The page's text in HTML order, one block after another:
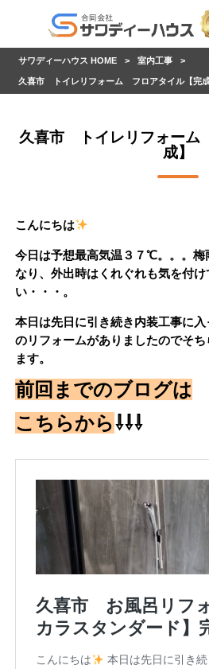
サワディーハウス HOME > 室内工事 >
久喜市 トイレリフォーム フロアタイル【完成
久喜市 トイレリフォーム
成】
こんにちは
今日は予想最高気温３７℃。。。梅
なり、外出時はくれぐれも気を付け
い・・・。
本日は先日に引き続き内装工事に
のリフォームがありましたのでそ
ます。
前回までのブログは
こちらから⇩⇩⇩